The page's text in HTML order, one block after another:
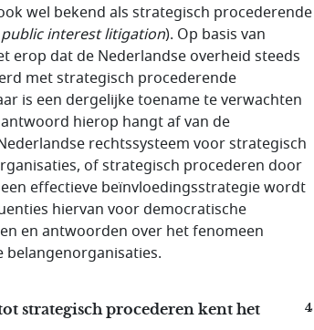
wel bekend als strategisch procederende
public interest litigation). Op basis van
erop dat de Nederlandse overheid steeds
met strategisch procederende
is een dergelijke toename te verwachten
hierop hangt af van de
rechtssysteem voor strategisch
of strategisch procederen door
effectieve beïnvloedingsstrategie wordt
hiervan voor democratische
en antwoorden over het fenomeen
strategisch procederen kent het
4